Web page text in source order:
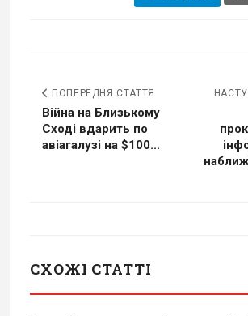
ПОПЕРЕДНЯ СТАТТЯ
Війна на Близькому
Сході вдарить по
авіагалузі на $100...
СХОЖІ СТАТТІ